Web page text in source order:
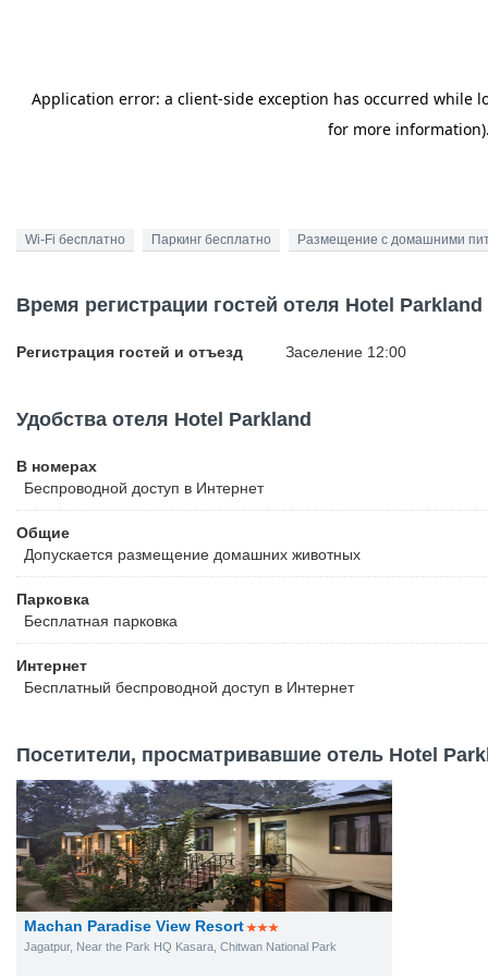
Wi-Fi бесплатно Паркинг бесплатно Размещение с домашними
Время регистрации гостей отеля Hotel Parkland
Регистрация гостей и отъезд Заселение 12:00
Удобства отеля Hotel Parkland
В номерах
Беспроводной доступ в Интернет
Общие
Допускается размещение домашних животных
Парковка
Бесплатная парковка
Интернет
Бесплатный беспроводной доступ в Интернет
Посетители, просматривавшие отель Hotel
Machan Paradise View Resort
Jagatpur, Near the Park HQ Kasara, Chitwan National Park